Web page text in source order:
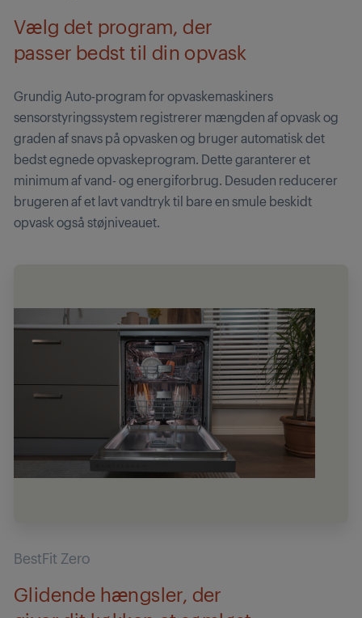
Vælg det program, der
passer bedst til din opvask
Grundig Auto-program for opvaskemaskiners
sensorstyringssystem registrerer mængden af opvask og
graden af snavs på opvasken og bruger automatisk det
bedst egnede opvaskeprogram. Dette garanterer et
minimum af vand- og energiforbrug. Desuden reducerer
brugeren af et lavt vandtryk til bare en smule beskidt
opvask også støjniveauet.
BestFit Zero
Glidende hængsler, der